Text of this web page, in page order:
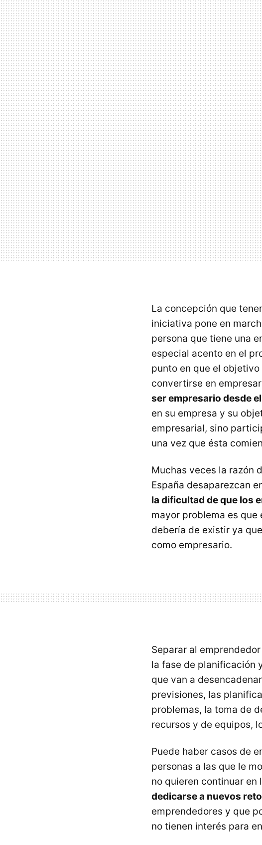
La concepción que
iniciativa pone en
persona que tiene una
especial acento en el
punto en que el
convertirse en
ser empresario desde
en su empresa y su
empresarial, sino
una vez que ésta
Muchas veces la razón
España desaparezcan
la dificultad de que los
mayor problema es que
debería de existir ya
como empresario.
Separar al
la fase de planificación
que van a desencadenar
previsiones, las
problemas, la toma de
recursos y de equipos,
Puede haber casos de
personas a las que le
no quieren continuar en
dedicarse a nuevos
emprendedores y que
no tienen interés para